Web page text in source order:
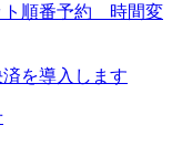
ト順番予約 時間変
を導入します